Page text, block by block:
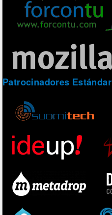
Patrocinadores Estándar